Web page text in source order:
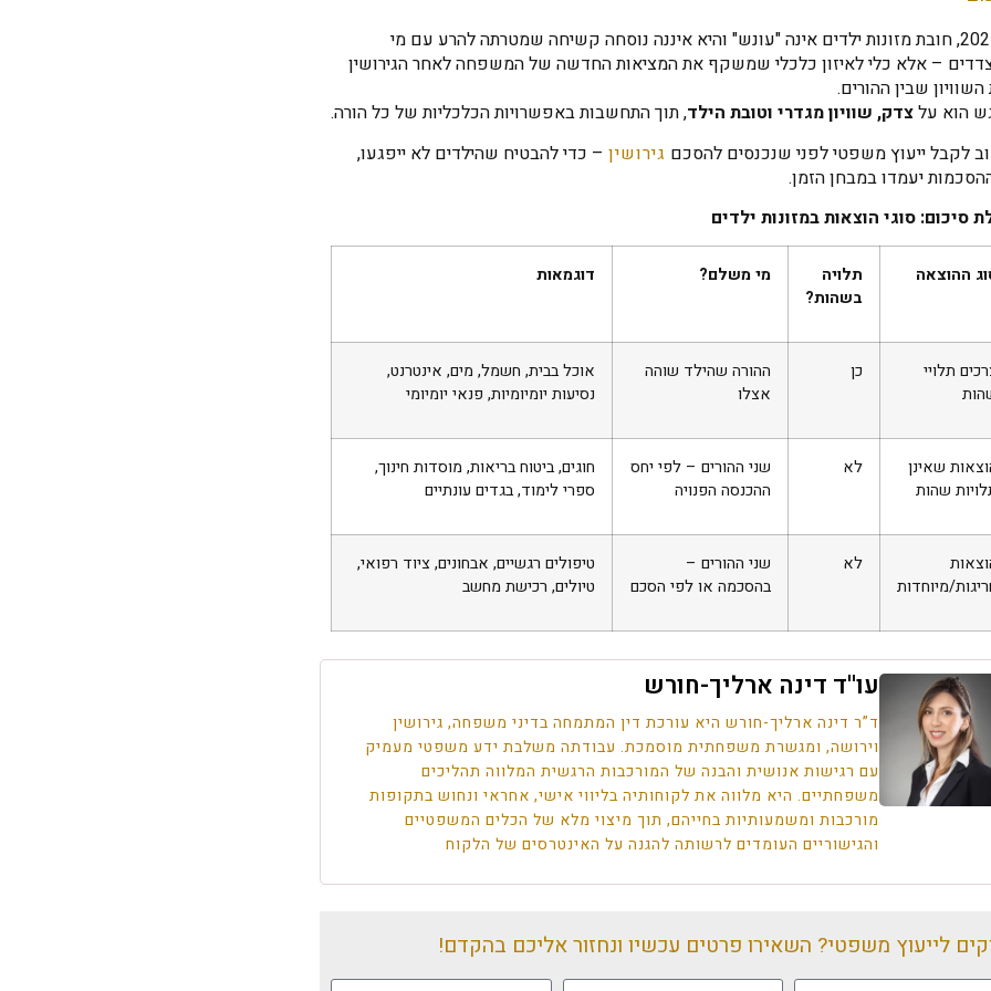
ב־2025, חובת מזונות ילדים אינה "עונש" והיא איננה נוסחה קשיחה שמטרתה להרע עם מי
– אלא כלי לאיזון כלכלי שמשקף את המציאות החדשה של המשפחה לאחר הגירושין
שבין ההורים.
הוא עלצדק, שוויון מגדרי וטובת הילד, תוך התחשבות באפשרויות הכלכליות של כל הורה.
לקבל ייעוץ משפטי לפני שנכנסים להסכם גירושין– כדי להבטיח שהילדים לא ייפגעו,
יעמדו במבחן הזמן.
סיכום: סוגי הוצאות במזונות ילדים
ההוצאה
תלויה
בשהות?
מי משלם? דוגמאות
תלויי
כן
ההורה שהילד שוהה
אצלו
אוכל בבית, חשמל, מים, אינטרנט,
נסיעות יומיומיות, פנאי יומיומי
שאינן
שהות
לא
שני ההורים – לפי יחס
ההכנסה הפנויה
חוגים, ביטוח בריאות, מוסדות חינוך,
ספרי לימוד, בגדים עונתיים
מיוחדות
לא
שני ההורים –
בהסכמה או לפי הסכם
טיפולים רגשיים, אבחונים, ציוד רפואי,
טיולים, רכישת מחשב
עו''ד דינה ארליך-חורש
ד”ר דינה ארליך-חורש היא עורכת דין המתמחה בדיני משפחה, גירושין
וירושה, ומגשרת משפחתית מוסמכת. עבודתה משלבת ידע משפטי מעמיק
עם רגישות אנושית והבנה של המורכבות הרגשית המלווה תהליכים
משפחתיים. היא מלווה את לקוחותיה בליווי אישי, אחראי ונחוש בתקופות
מורכבות ומשמעותיות בחייהם, תוך מיצוי מלא של הכלים המשפטיים
והגישוריים העומדים לרשותה להגנה על האינטרסים של הלקוח
לייעוץ משפטי? השאירו פרטים עכשיו ונחזור אליכם בהקדם!